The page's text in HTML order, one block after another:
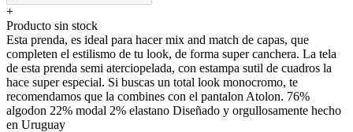
+
Producto sin stock
Esta prenda, es ideal para hacer mix and match de capas, que
completen el estilismo de tu look, de forma super canchera. La tela
de esta prenda semi aterciopelada, con estampa sutil de cuadros la
hace super especial. Si buscas un total look monocromo, te
recomendamos que la combines con el pantalon Atolon. 76%
algodon 22% modal 2% elastano Diseñado y orgullosamente hecho
en Uruguay